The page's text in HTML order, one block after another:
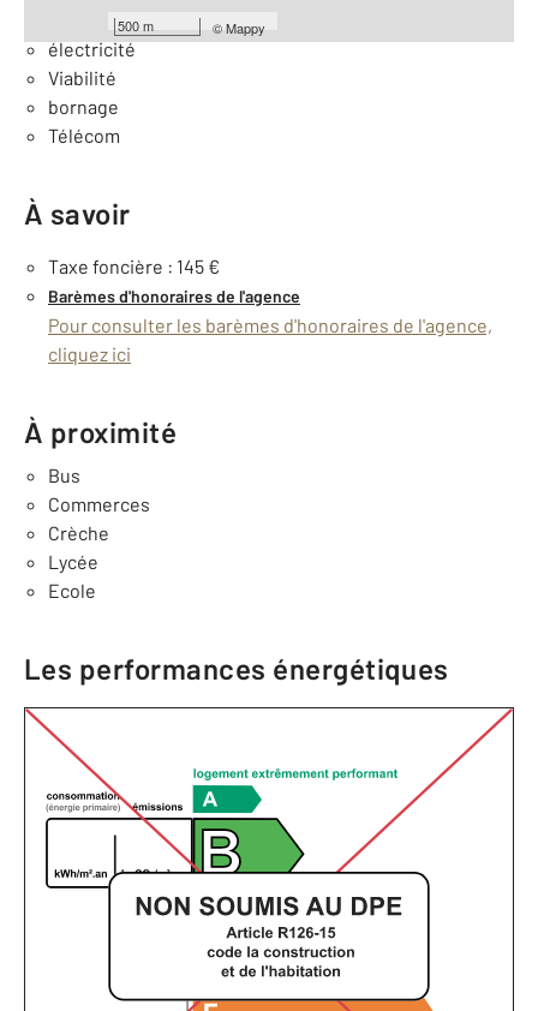
500 m ©Mappy
électricité
Viabilité
bornage
Télécom
À savoir
Taxe foncière : 145 €
Barèmes d'honoraires de l'agence
Pour consulter les barèmes d'honoraires de l'agence,
cliquez ici
À proximité
Bus
Commerces
Crèche
Lycée
Ecole
Les performances énergétiques